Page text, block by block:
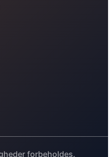
forbeholdes.